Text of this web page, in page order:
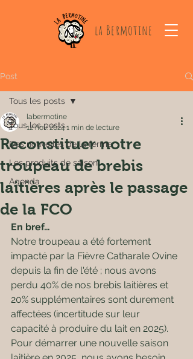
la Bermotine
Post
Tous les posts
Des nouvelles de la ferme
Les produits de saison
Agenda
Tous les posts
Reconstituer notre
troupeau de brebis
laitières après le passage
de la FCO
labermotine
12 nov. 20241 min de lecture
En bref…
Notre troupeau a été fortement
impacté par la Fièvre Catharale Ovine
depuis la fin de l'été ; nous avons
perdu 40% de nos brebis laitières et
20% supplémentaires sont durement
affectées (incertitude sur leur
capacité à produire du lait en 2025).
Pour démarrer une nouvelle saison